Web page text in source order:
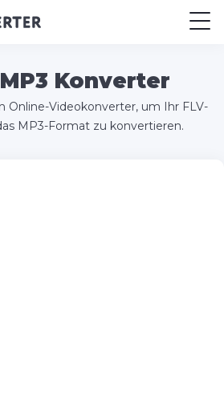
Konverter
Online-Videokonverter, um Ihr FLV-
MP3-Format zu konvertieren.